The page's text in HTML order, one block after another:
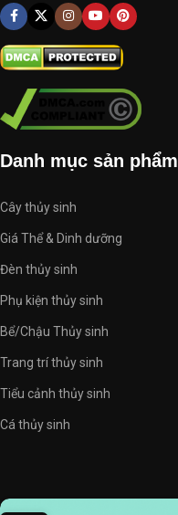
Danh mục sản phẩm
Cây thủy sinh
Giá Thể & Dinh dưỡng
Đèn thủy sinh
Phụ kiện thủy sinh
Bể/Chậu Thủy sinh
Trang trí thủy sinh
Tiểu cảnh thủy sinh
Cá thủy sinh